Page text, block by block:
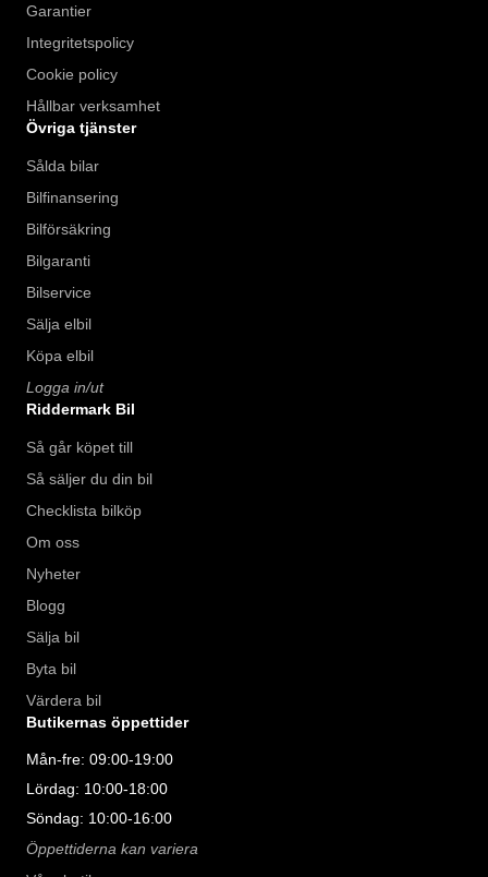
Garantier
Integritetspolicy
Cookie policy
Hållbar verksamhet
Övriga tjänster
Sålda bilar
Bilfinansering
Bilförsäkring
Bilgaranti
Bilservice
Sälja elbil
Köpa elbil
Logga in/ut
Riddermark Bil
Så går köpet till
Så säljer du din bil
Checklista bilköp
Om oss
Nyheter
Blogg
Sälja bil
Byta bil
Värdera bil
Butikernas öppettider
Mån-fre: 09:00-19:00
Lördag: 10:00-18:00
Söndag: 10:00-16:00
Öppettiderna kan variera